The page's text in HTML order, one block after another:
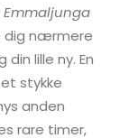
Emmaljunga
dig nærmere
lille ny. En
stykke
anden
rare timer,